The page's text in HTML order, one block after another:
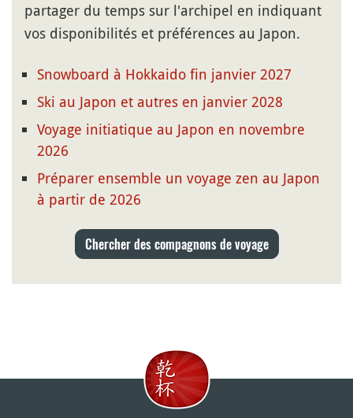
partager du temps sur l'archipel en indiquant
vos disponibilités et préférences au Japon.
Snowboard à Hokkaido fin janvier 2027
Ski au Japon et autres en janvier 2028
Voyage initiatique au Japon en novembre
2026
Préparer ensemble un voyage zen au Japon
à partir de 2026
Chercher des compagnons de voyage